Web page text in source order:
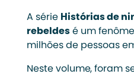
A série Histórias de
rebeldesé um
milhões de pessoas
Neste volume, foram